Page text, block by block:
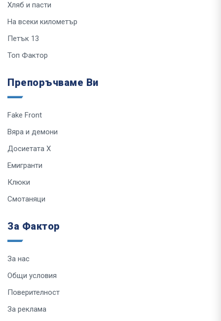
Хляб и пасти
На всеки километър
Петък 13
Топ Фактор
Препоръчваме Ви
Fake Front
Вяра и демони
Досиетата Х
Емигранти
Клюки
Смотаняци
За Фактор
За нас
Общи условия
Поверителност
За реклама